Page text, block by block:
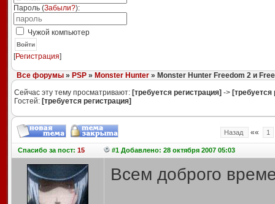
Пароль (Забыли?):
Чужой компьютер
Войти
[Регистрация]
Все форумы» PSP» Monster Hunter» Monster Hunter Freedom 2 и
Сейчас эту тему просматривают: [требуется регистрация] -> [требуется
Гостей: [требуется регистрация]
Назад «« 1
Спасибоза пост: 15 #1 Добавлено: 28 октября 2007 05:03
Всем доброго